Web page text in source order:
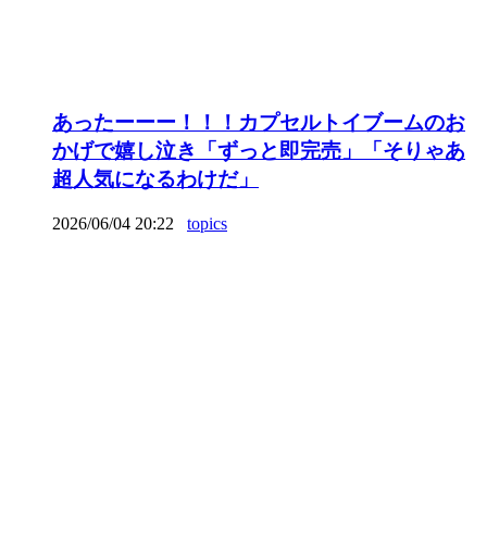
あったーーー！！！カプセルトイブームのお
かげで嬉し泣き「ずっと即完売」「そりゃあ
超人気になるわけだ」
2026/06/04 20:22 topics